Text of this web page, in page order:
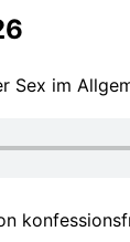
Sex im